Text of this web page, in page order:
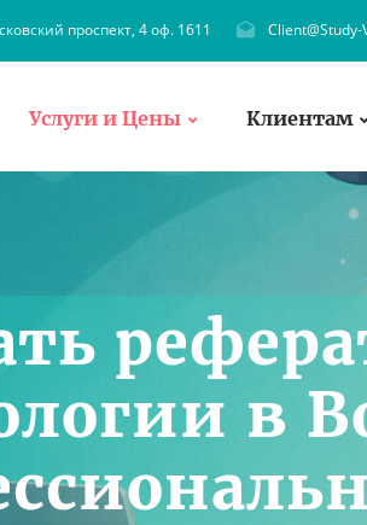
проспект, 4 оф. 1611
Услуги и Цены Клиентам
в